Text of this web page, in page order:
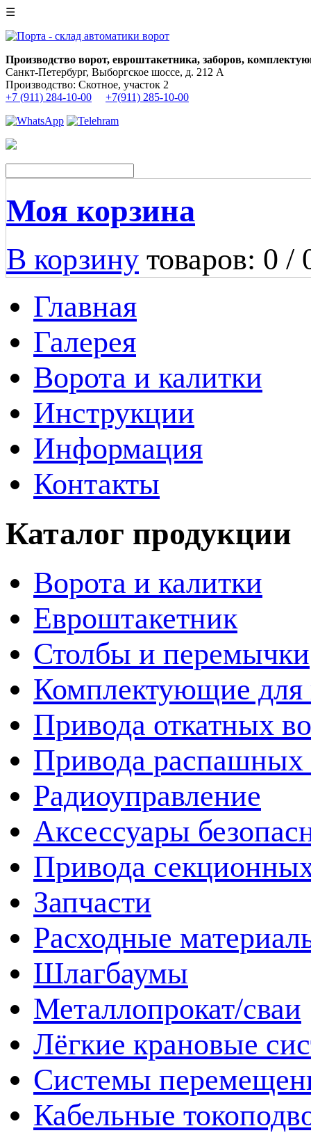
☰
Производство ворот, евроштакетника, заборов,
Санкт-Петербург, Выборгское шоссе, д. 212 А
Производство: Скотное, участок 2
+7 (911) 284-10-00
+7(911) 285-10-00
Моя корзина
В корзину товаров: 0 /
Главная
Галерея
Ворота и калитки
Инструкции
Информация
Контакты
Каталог продукции
Ворота и калитки
Евроштакетник
Столбы и перемычки
Комплектующие для
Привода откатных
Привода распашных
Радиоуправление
Аксессуары
Привода
Запчасти
Расходные
Шлагбаумы
Металлопрокат/сваи
Лёгкие крановые
Системы
Кабельные